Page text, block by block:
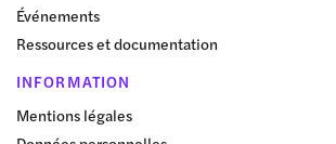
Événements
Ressources et documentation
INFORMATION
Mentions légales